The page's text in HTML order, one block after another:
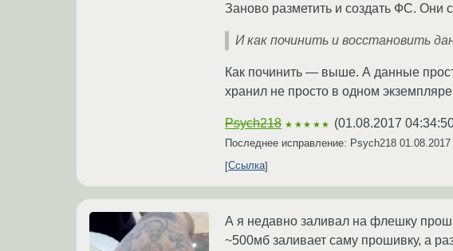
Заново разметить и создать ФС. Они
И как починить и восстановить
Как починить — выше. А данные
хранил не просто в одном
Psych218 ★★★★★ (01.08.2017
Последнее исправление: Psych218
Ссылка
А я недавно заливал на флешку
~500мб заливает саму прошивку, а